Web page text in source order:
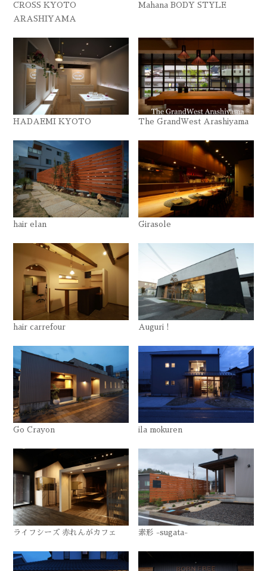
CROSS KYOTO
ARASHIYAMA
Mahana BODY STYLE
HADAEMI KYOTO The GrandWest Arashiyama
hair elan Girasole
hair carrefour Auguri !
Go Crayon ila mokuren
ライフシーズ 赤れんがカフェ 素形 -sugata-